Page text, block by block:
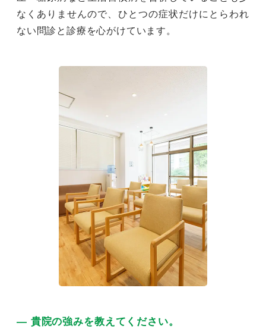
なくありませんので、ひとつの症状だけにとらわれ
ない問診と診療を心がけています。
― 貴院の強みを教えてください。